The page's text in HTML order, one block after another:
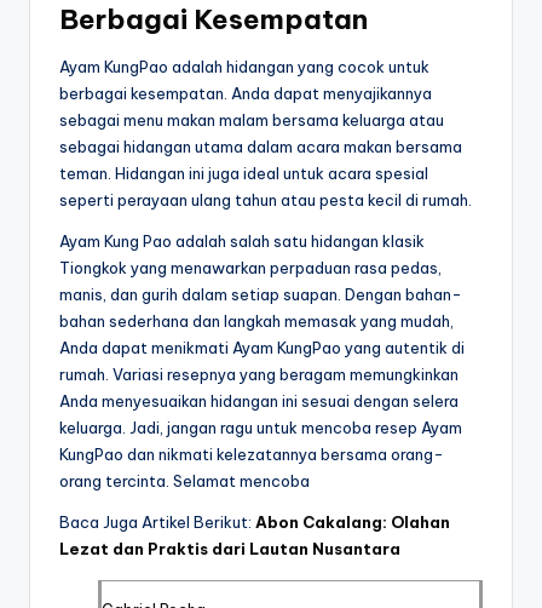
Berbagai Kesempatan
Ayam KungPao adalah hidangan yang cocok untuk
berbagai kesempatan. Anda dapat menyajikannya
sebagai menu makan malam bersama keluarga atau
sebagai hidangan utama dalam acara makan bersama
teman. Hidangan ini juga ideal untuk acara spesial
seperti perayaan ulang tahun atau pesta kecil di rumah.
Ayam Kung Pao adalah salah satu hidangan klasik
Tiongkok yang menawarkan perpaduan rasa pedas,
manis, dan gurih dalam setiap suapan. Dengan bahan-
bahan sederhana dan langkah memasak yang mudah,
Anda dapat menikmati Ayam KungPao yang autentik di
rumah. Variasi resepnya yang beragam memungkinkan
Anda menyesuaikan hidangan ini sesuai dengan selera
keluarga. Jadi, jangan ragu untuk mencoba resep Ayam
KungPao dan nikmati kelezatannya bersama orang-
orang tercinta. Selamat mencoba
Baca Juga Artikel Berikut: Abon Cakalang: Olahan
Lezat dan Praktis dari Lautan Nusantara